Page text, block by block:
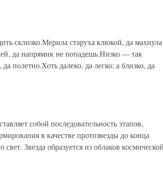
склизко.Мерила старуха клюкой, да махнула
да напрямик не попадешь.Низко — так
полетно.Хоть далеко, да легко; а близко, да
собой последовательность этапов,
в качестве протозвезды до конца
Звезда образуется из облаков космической